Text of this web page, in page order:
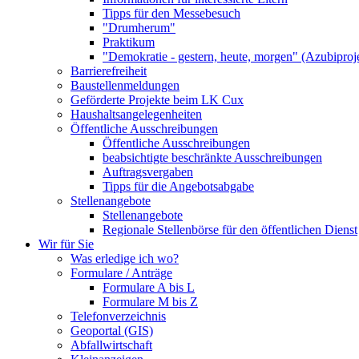
Tipps für den Messebesuch
"Drumherum"
Praktikum
"Demokratie - gestern, heute, morgen"
Barrierefreiheit
Baustellenmeldungen
Geförderte Projekte beim LK Cux
Haushaltsangelegenheiten
Öffentliche Ausschreibungen
Öffentliche Ausschreibungen
beabsichtigte beschränkte Ausschreibungen
Auftragsvergaben
Tipps für die Angebotsabgabe
Stellenangebote
Stellenangebote
Regionale Stellenbörse für den öffentlichen Dienst
Wir für Sie
Was erledige ich wo?
Formulare / Anträge
Formulare A bis L
Formulare M bis Z
Telefonverzeichnis
Geoportal (GIS)
Abfallwirtschaft